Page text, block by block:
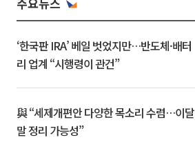
‘한국판 IRA’ 베일 벗었지만…반도체·배터
리 업계 “시행령이 관건”
與 “세제개편안 다양한 목소리 수렴…이달
말 정리 가능성”